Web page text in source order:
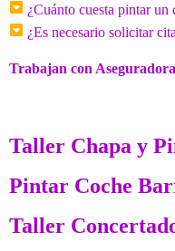
¿Cuánto cuesta pintar un
¿Es necesario solicitar
Trabajan con
Taller Chapa y
Pintar Coche
Taller